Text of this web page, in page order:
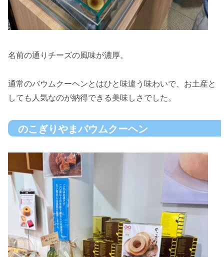
名前の通りチーズの風味が濃厚。
通常のバウムクーヘンとはひと味違う味わいで、お土産と
しても人気なのが納得できる美味しさでした。
のこぎりやまバウムクーヘン